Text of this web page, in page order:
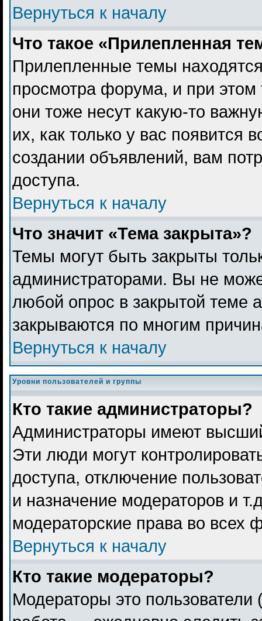
Вернуться к началу
Что такое «Прилепленная
Прилепленные темы
просмотра форума, и при
они тоже несут какую-то
их, как только у вас появится
создании объявлений, вам
доступа.
Вернуться к началу
Что значит «Тема закрыта»?
Темы могут быть закрыты
администраторами. Вы не
любой опрос в закрытой теме
закрываются по многим
Вернуться к началу
Уровни пользователей и группы
Кто такие администраторы?
Администраторы имеют
Эти люди могут
доступа, отключение
и назначение модераторов и
модераторские права во всех
Вернуться к началу
Кто такие модераторы?
Модераторы это пользователи